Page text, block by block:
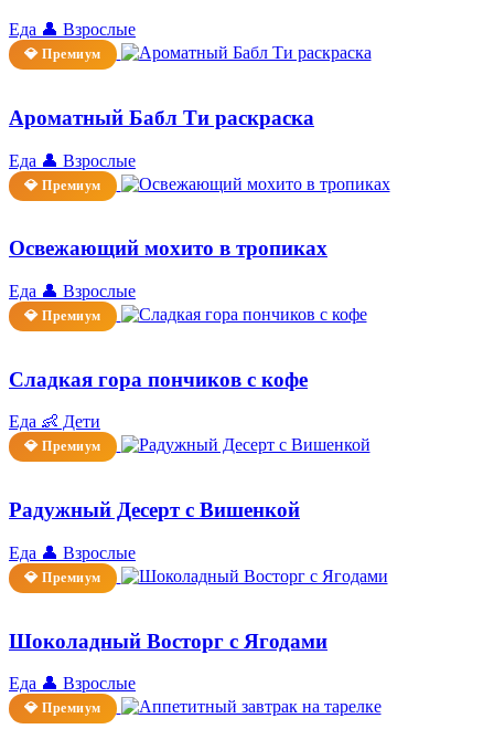
Еда 👤 Взрослые
💎 Премиум
Ароматный Бабл Ти раскраска
Еда 👤 Взрослые
💎 Премиум
Освежающий мохито в тропиках
Еда 👤 Взрослые
💎 Премиум
Сладкая гора пончиков с кофе
Еда 👶 Дети
💎 Премиум
Радужный Десерт с Вишенкой
Еда 👤 Взрослые
💎 Премиум
Шоколадный Восторг с Ягодами
Еда 👤 Взрослые
💎 Премиум